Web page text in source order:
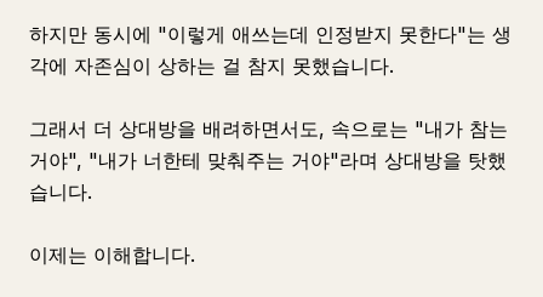
하지만 동시에 "이렇게 애쓰는데 인정받지 못한다"는 생
각에 자존심이 상하는 걸 참지 못했습니다.
그래서 더 상대방을 배려하면서도, 속으로는 "내가 참는
거야", "내가 너한테 맞춰주는 거야"라며 상대방을 탓했
습니다.
이제는 이해합니다.